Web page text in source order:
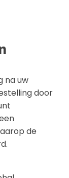
na uw
door
de